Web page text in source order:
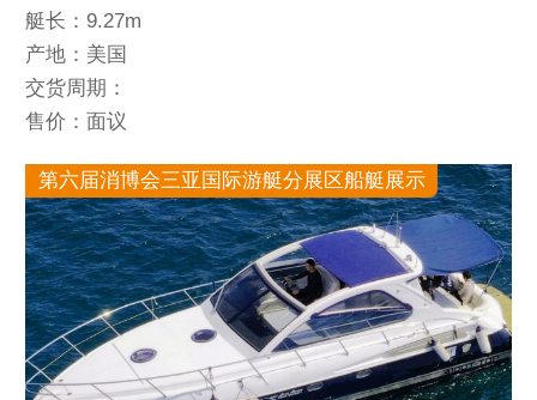
艇长：9.27m
产地：美国
交货周期：
售价：面议
第六届消博会三亚国际游艇分展区船艇展示